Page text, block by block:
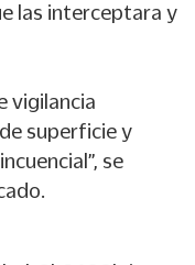
las interceptara y
vigilancia
superficie y
se